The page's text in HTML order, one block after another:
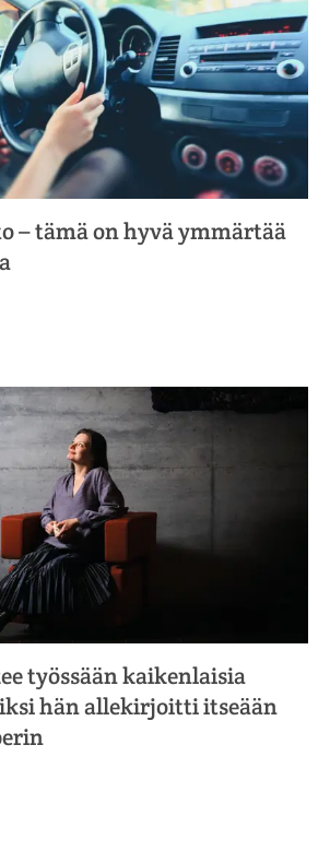
– tämä on hyvä ymmärtää
työssään kaikenlaisia
hän allekirjoitti itseään